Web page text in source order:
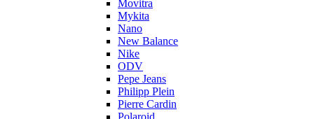
Movitra
Mykita
Nano
New Balance
Nike
ODV
Pepe Jeans
Philipp Plein
Pierre Cardin
Polaroid